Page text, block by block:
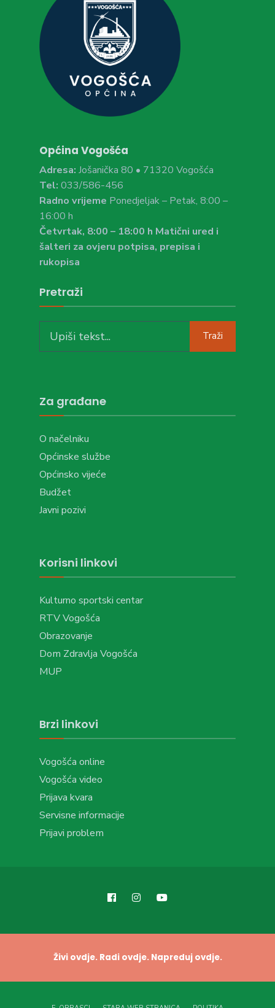
Općina Vogošća
Adresa: Jošanička 80 • 71320 Vogošća
Tel: 033/586-456
Radno vrijeme Ponedjeljak – Petak, 8:00 –
16:00 h
Četvrtak, 8:00 – 18:00 h Matični ured i
šalteri za ovjeru potpisa, prepisa i
rukopisa
Pretraži
for:
Traži
Za građane
O načelniku
Općinske službe
Općinsko vijeće
Budžet
Javni pozivi
Korisni linkovi
Kulturno sportski centar
RTV Vogošća
Obrazovanje
Dom Zdravlja Vogošća
MUP
Brzi linkovi
Vogošća online
Vogošća video
Prijava kvara
Servisne informacije
Prijavi problem
Živi ovdje. Radi ovdje. Napreduj ovdje.